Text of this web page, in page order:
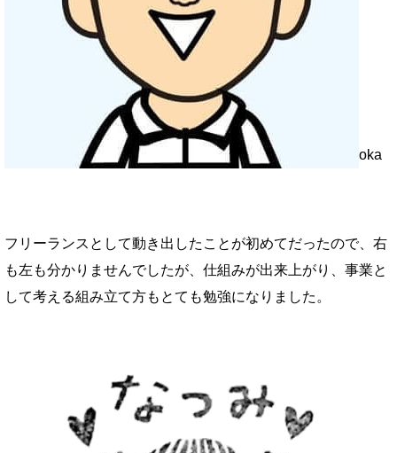
oka
フリーランスとして動き出したことが初めてだったので、右
も左も分かりませんでしたが、仕組みが出来上がり、事業と
して考える組み立て方もとても勉強になりました。